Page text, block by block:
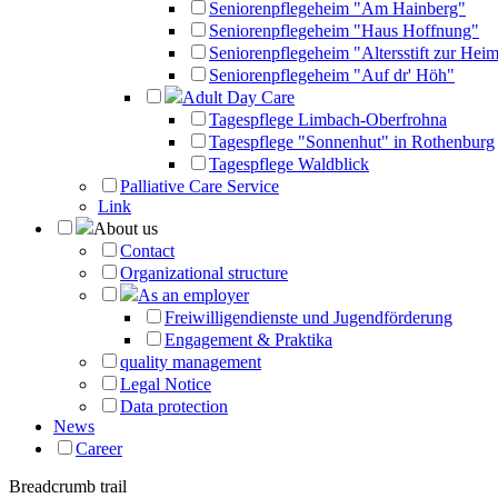
Seniorenpflegeheim "Am Hainberg"
Seniorenpflegeheim "Haus Hoffnung"
Seniorenpflegeheim "Altersstift zur
Seniorenpflegeheim "Auf dr' Höh"
Adult Day Care
Tagespflege Limbach-Oberfrohna
Tagespflege "Sonnenhut" in Rothenburg
Tagespflege Waldblick
Palliative Care Service
Link
About us
Contact
Organizational structure
As an employer
Freiwilligendienste und Jugendförderung
Engagement & Praktika
quality management
Legal Notice
Data protection
News
Career
Breadcrumb trail